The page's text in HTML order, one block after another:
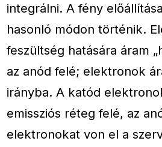
integrálni. A fény
hasonló módon történik.
feszültség hatására áram
az anód felé; elektronok
irányba. A katód
emissziós réteg felé, az
elektronokat von el a